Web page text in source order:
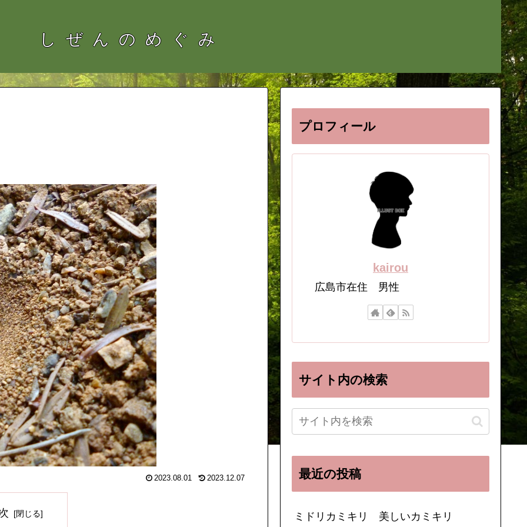
しぜんのめぐみ
2023.08.01 2023.12.07
プロフィール
kairou
広島市在住 男性
サイト内の検索
最近の投稿
ミドリカミキリ 美しいカミキリ